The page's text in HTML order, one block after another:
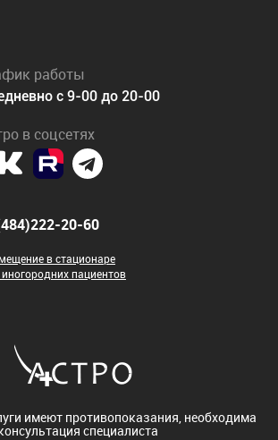
работы
с 9-00 до 20-00
в соцсетях
20-60
в стационаре
пациентов
имеют противопоказания, необходима
специалиста